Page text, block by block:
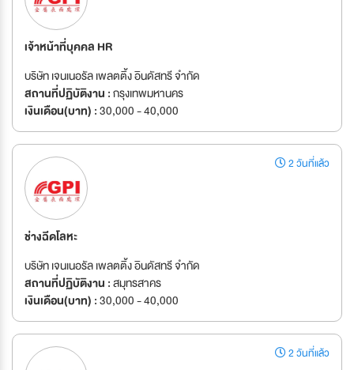
เจ้าหน้าที่บุคคล HR
บริษัท เจนเนอรัล เพลตติ้ง อินดัสทรี จำกัด
สถานที่ปฏิบัติงาน :กรุงเทพมหานคร
เงินเดือน(บาท) :30,000 - 40,000
2 วันที่แล้ว
ช่างฉีดโลหะ
บริษัท เจนเนอรัล เพลตติ้ง อินดัสทรี จำกัด
สถานที่ปฏิบัติงาน :สมุทรสาคร
เงินเดือน(บาท) :30,000 - 40,000
2 วันที่แล้ว